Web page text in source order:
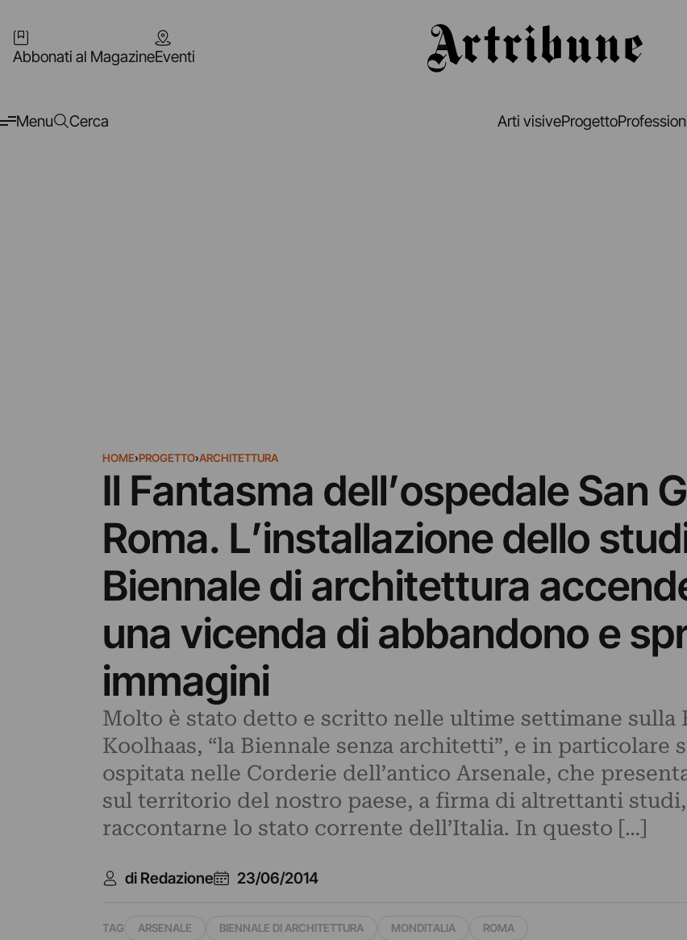
Abbonati al MagazineEventi
Menu Cerca Arti visiveProgetto
HOME›PROGETTO›ARCHITETTURA
Il Fantasma dell’ospedale San
Roma. L’installazione dello
Biennale di architettura
una vicenda di abbandono e
immagini
Molto è stato detto e scritto nelle ultime settimane
Koolhaas, “la Biennale senza architetti”, e in particolare
ospitata nelle Corderie dell’antico Arsenale, che
sul territorio del nostro paese, a firma di altrettanti
raccontarne lo stato corrente dell’Italia. In questo […]
di Redazione 23/06/2014
TAG ARSENALE BIENNALE DI ARCHITETTURA MONDITALIA ROMA